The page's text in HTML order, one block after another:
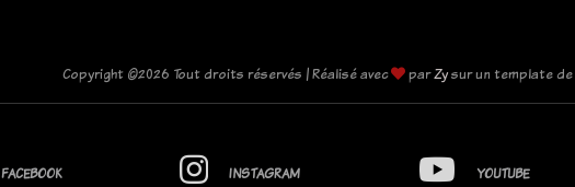
Copyright ©2026 Tout droits réservés | Réalisé avec parZysur un template de
FACEBOOK INSTAGRAM YOUTUBE